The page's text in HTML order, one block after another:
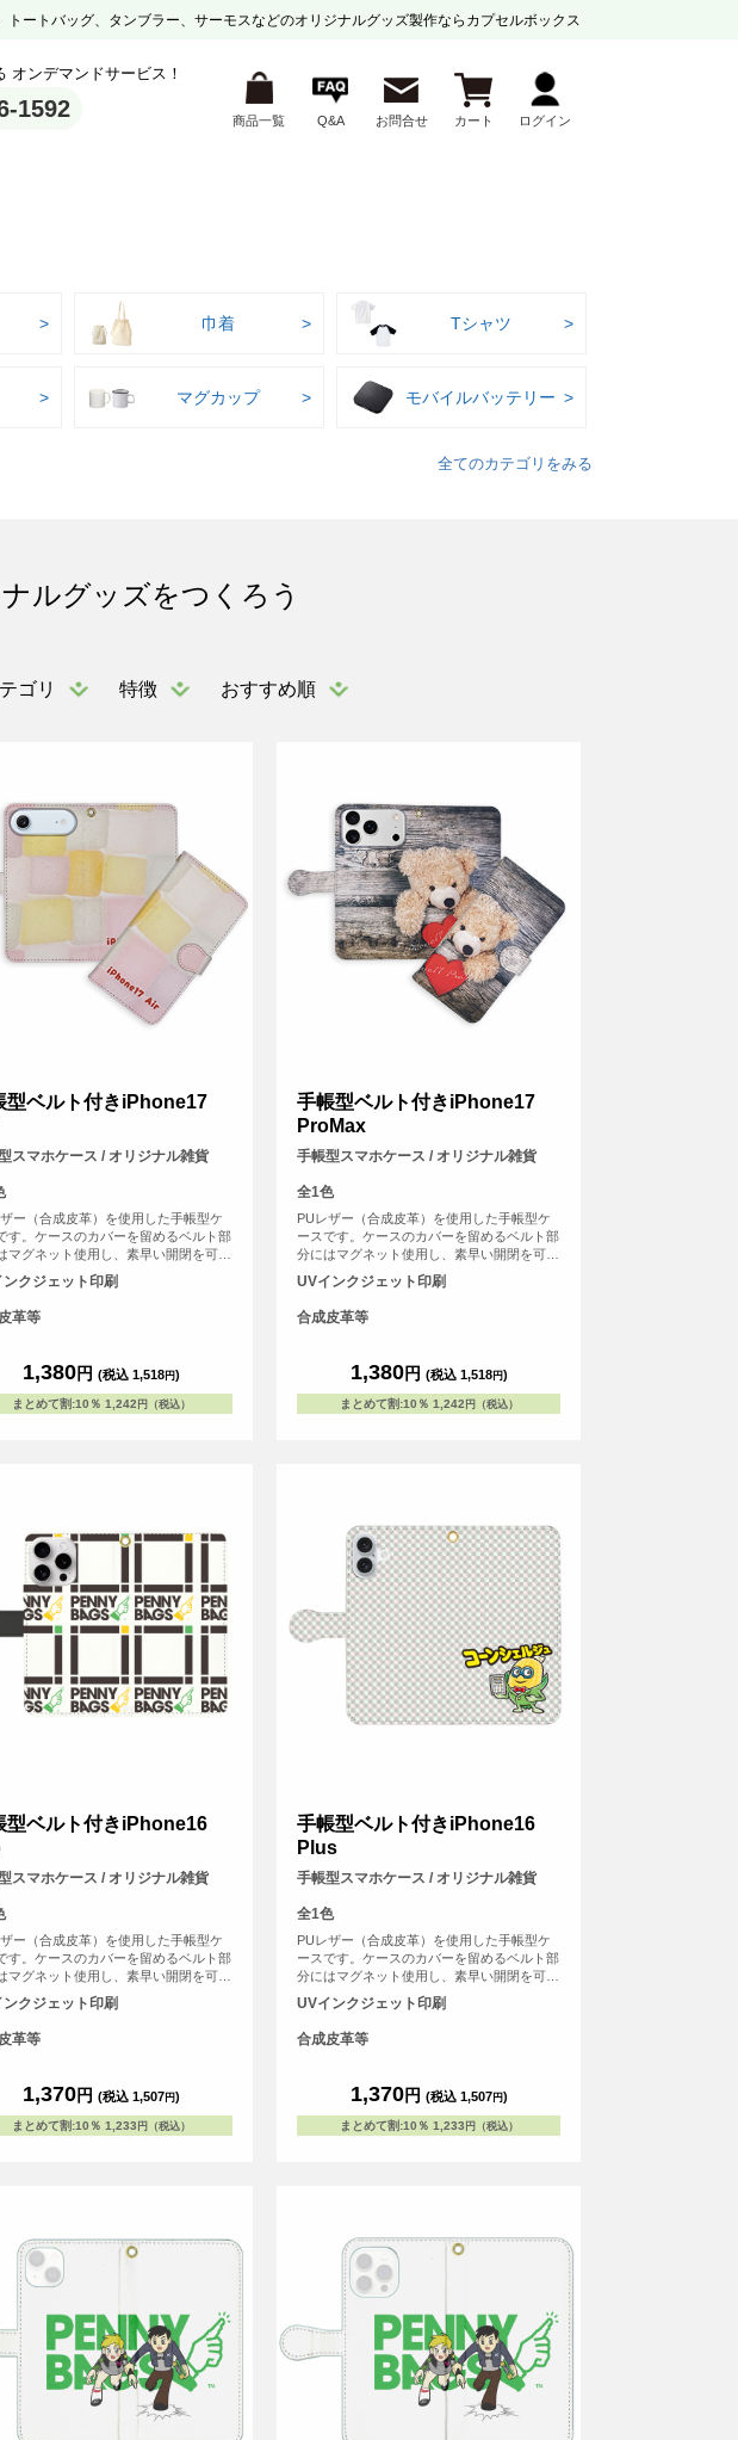
トートバッグ、タンブラー、サーモスなどのオリジナルグッズ製作ならカプセルボックス
オンデマンドサービス！
1592 商品一覧 Q&A お問合せ カート ログイン
巾着 Tシャツ
マグカップ モバイルバッテリー
全てのカテゴリをみる
ルグッズをつくろう
ゴリ 特徴 おすすめ順
型ベルト付きiPhone17
スマホケース / オリジナル雑貨
ー（合成皮革）を使用した手帳型ケ
す。ケースのカバーを留めるベルト部
マグネット使用し、素早い開閉を可能
した。内側にはSuicaやPASMOなどの
ICカード等を収納可能な、カード用ス
がございます。
クジェット印刷
革等
1,380円 (税込 1,518円)
まとめて割:10％ 1,242 円（税込）
手帳型ベルト付きiPhone17
ProMax
手帳型スマホケース / オリジナル雑貨
全1色
PUレザー（合成皮革）を使用した手帳型ケ
ースです。ケースのカバーを留めるベルト部
分にはマグネット使用し、素早い開閉を可能
にしました。内側にはSuicaやPASMOなどの
交通系ICカード等を収納可能な、カード用ス
リットがございます。
UVインクジェット印刷
合成皮革等
1,380円 (税込 1,518円)
まとめて割:10％ 1,242 円（税込）
型ベルト付きiPhone16
スマホケース / オリジナル雑貨
ー（合成皮革）を使用した手帳型ケ
す。ケースのカバーを留めるベルト部
マグネット使用し、素早い開閉を可能
した。内側には交通系ICカードや身分
が収納可能なカード用のスリットがは
います。
クジェット印刷
革等
1,370円 (税込 1,507円)
まとめて割:10％ 1,233 円（税込）
手帳型ベルト付きiPhone16
Plus
手帳型スマホケース / オリジナル雑貨
全1色
PUレザー（合成皮革）を使用した手帳型ケ
ースです。ケースのカバーを留めるベルト部
分にはマグネット使用し、素早い開閉を可能
にしました。内側には交通系ICカードや身分
証などが収納可能なカード用のスリットがは
いっています。
UVインクジェット印刷
合成皮革等
1,370円 (税込 1,507円)
まとめて割:10％ 1,233 円（税込）